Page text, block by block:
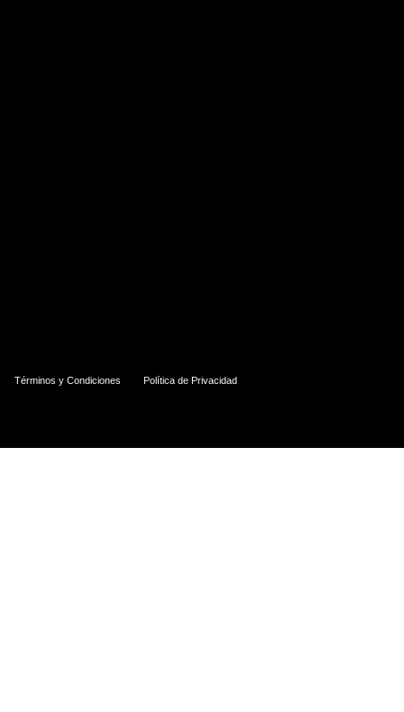
Términos y Condiciones Política de Privacidad